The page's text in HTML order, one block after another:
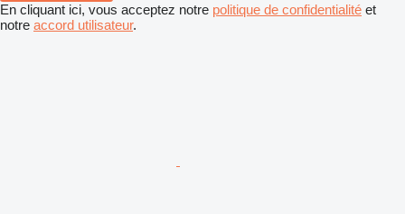
En cliquant ici, vous acceptez notre politique de confidentialité et
notre accord utilisateur.